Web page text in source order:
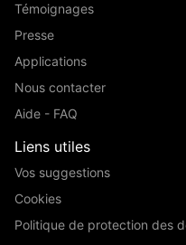
Témoignages
Presse
Applications
Nous contacter
Aide - FAQ
Liens utiles
Vos suggestions
Cookies
Politique de protection des